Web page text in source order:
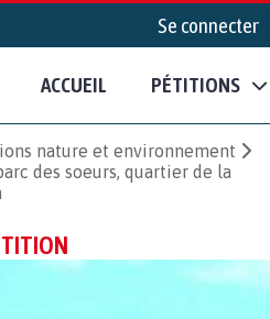
Se connecter
ACCUEIL PÉTITIONS
nature et environnement
des soeurs, quartier de la